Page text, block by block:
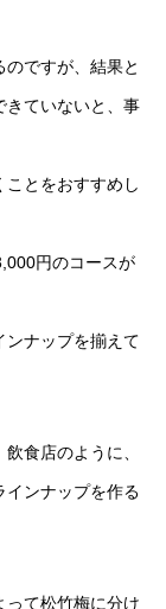
ですが、結果と
きていないと、事
とをおすすめし
円のコースが
ンナップを揃えて
食店のように、
インナップを作る
って松竹梅に分け